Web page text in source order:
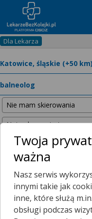
Dla Lekarza
Nie znaleźliśmy żadnych
zwiększyliśmy promień
Twoja
ważna
Nasz serwis
innymi takie jak
inne, które służą
obsługi podczas